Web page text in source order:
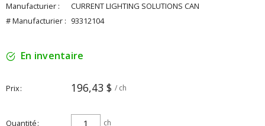
Manufacturier :
CURRENT LIGHTING SOLUTIONS CAN
# Manufacturier : 93312104
En inventaire
Prix 196,43 $ / ch
Quantité ch